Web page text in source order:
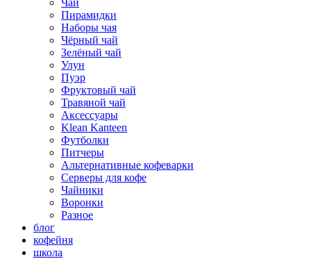
Чай
Пирамидки
Наборы чая
Чёрный чай
Зелёный чай
Улун
Пуэр
Фруктовый чай
Травяной чай
Аксессуары
Klean Kanteen
Футболки
Питчеры
Альтернативные кофеварки
Серверы для кофе
Чайники
Воронки
Разное
блог
кофейня
школа